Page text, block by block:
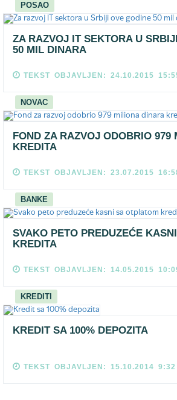
POSAO
ZA RAZVOJ IT SEKTORA U
50 MIL DINARA
TEKST OBJAVLJEN: 24.10.2015
NOVAC
FOND ZA RAZVOJ ODOBRIO 979
KREDITA
TEKST OBJAVLJEN: 23.07.2015
BANKE
SVAKO PETO PREDUZEĆE
KREDITA
TEKST OBJAVLJEN: 14.05.2015
KREDITI
KREDIT SA 100% DEPOZITA
TEKST OBJAVLJEN: 15.10.2014 9:32